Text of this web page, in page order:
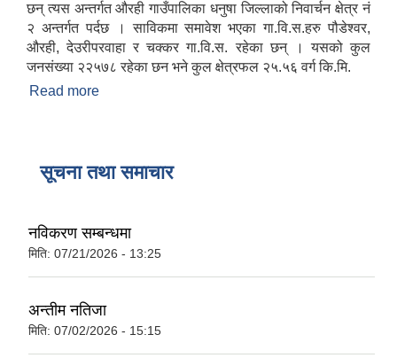
छन् त्यस अन्तर्गत औरही गाउँपालिका धनुषा जिल्लाको निवार्चन क्षेत्र नं
२ अन्तर्गत पर्दछ । साविकमा समावेश भएका गा.वि.स.हरु पौडेश्वर,
औरही, देउरीपरवाहा र चक्कर गा.वि.स. रहेका छन् । यसको कुल
जनसंख्या २२५७८ रहेका छन भने कुल क्षेत्रफल २५.५६ वर्ग कि.मि.
Read more
सूचना तथा समाचार
नविकरण सम्बन्धमा
मिति: 07/21/2026 - 13:25
अन्तीम नतिजा
मिति: 07/02/2026 - 15:15